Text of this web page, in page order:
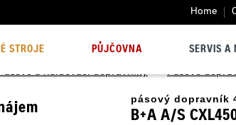
Home
STROJE PŮJČOVNA SERVIS A
a haldovací dopravníky > Pásové
pásový dopravník
B+A A/S